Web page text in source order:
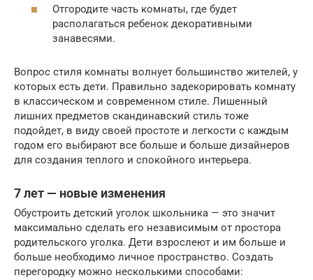
Отгородите часть комнаты, где будет
располагаться ребенок декоративными
занавесями.
Вопрос стиля комнаты волнует большинство жителей, у
которых есть дети. Правильно задекорировать комнату
в классическом и современном стиле. Лишенный
лишних предметов скандинавский стиль тоже
подойдет, в виду своей простоте и легкости с каждым
годом его выбирают все больше и больше дизайнеров
для создания теплого и спокойного интерьера.
7 лет — новые изменения
Обустроить детский уголок школьника — это значит
максимально сделать его независимым от простора
родительского уголка. Дети взрослеют и им больше и
больше необходимо личное пространство. Создать
перегородку можно несколькими способами: